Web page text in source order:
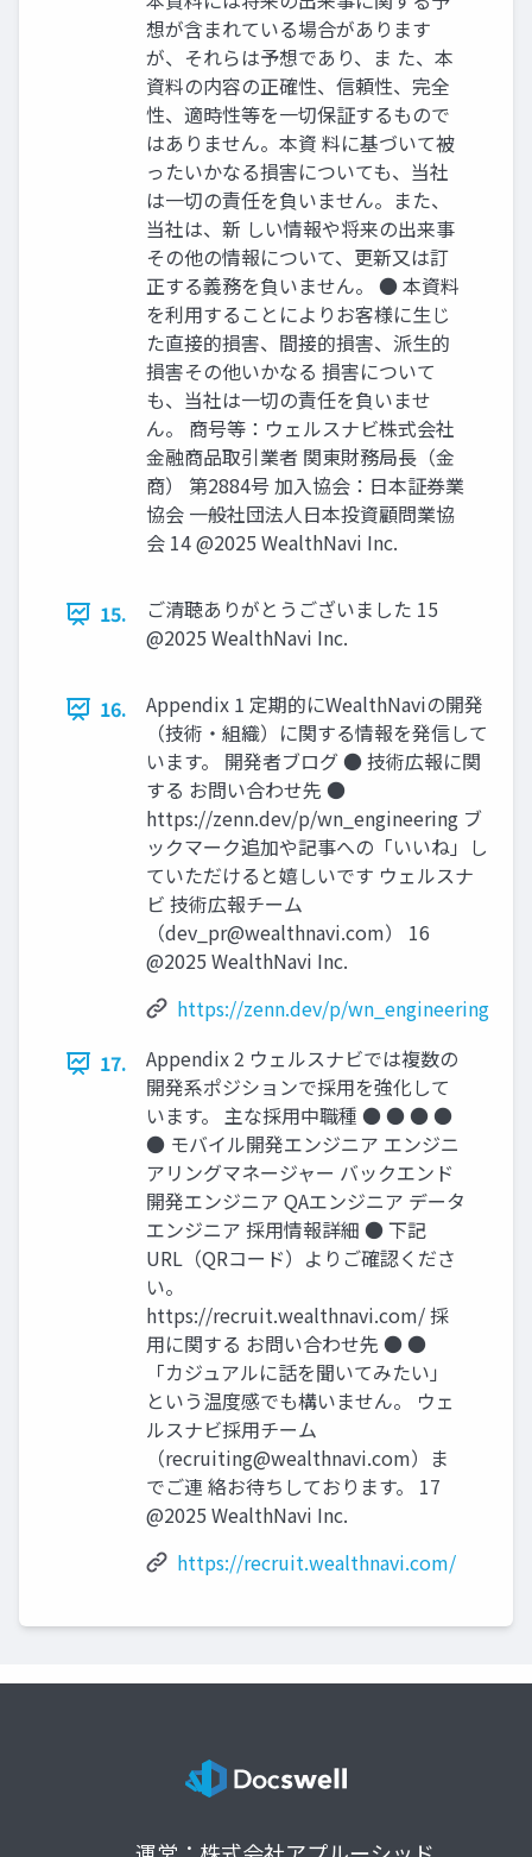
想が含まれている場合があります
が、それらは予想であり、ま た、本
資料の内容の正確性、信頼性、完全
性、適時性等を⼀切保証するもので
はありません。本資 料に基づいて被
ったいかなる損害についても、当社
は⼀切の責任を負いません。また、
当社は、新 しい情報や将来の出来事
その他の情報について、更新⼜は訂
正する義務を負いません。 ● 本資料
を利⽤することによりお客様に⽣じ
た直接的損害、間接的損害、派⽣的
損害その他いかなる 損害について
も、当社は⼀切の責任を負いませ
ん。 商号等：ウェルスナビ株式会社
金融商品取引業者 関東財務局長（金
商） 第2884号 加入協会：日本証券業
協会 一般社団法人日本投資顧問業協
会 14 @2025 WealthNavi Inc.
15.
ご清聴ありがとうございました 15
@2025 WealthNavi Inc.
16.
Appendix 1 定期的にWealthNaviの開発
（技術‧組織）に関する情報を発信して
います。 開発者ブログ ● 技術広報に関
する お問い合わせ先 ●
https://zenn.dev/p/wn_engineering ブ
ックマーク追加や記事への「いいね」し
ていただけると嬉しいです ウェルスナ
ビ 技術広報チーム
（dev_pr@wealthnavi.com） 16
@2025 WealthNavi Inc.
https://zenn.dev/p/wn_engineering
17.
Appendix 2 ウェルスナビでは複数の
開発系ポジションで採⽤を強化して
います。 主な採⽤中職種 ● ● ● ●
● モバイル開発エンジニア エンジニ
アリングマネージャー バックエンド
開発エンジニア QAエンジニア データ
エンジニア 採⽤情報詳細 ● 下記
URL（QRコード）よりご確認くださ
い。
https://recruit.wealthnavi.com/ 採
⽤に関する お問い合わせ先 ● ●
「カジュアルに話を聞いてみたい」
という温度感でも構いません。 ウェ
ルスナビ採⽤チーム
（recruiting@wealthnavi.com）ま
でご連 絡お待ちしております。 17
@2025 WealthNavi Inc.
https://recruit.wealthnavi.com/